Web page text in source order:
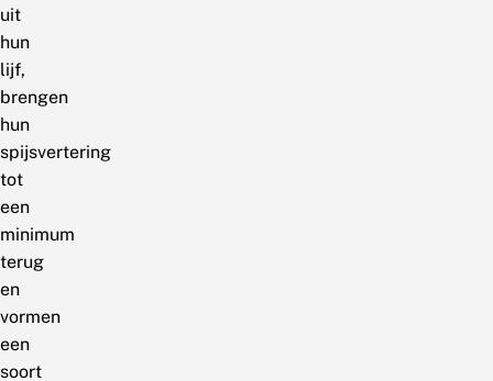
uit
hun
lijf,
brengen
hun
spijsvertering
tot
een
minimum
terug
en
vormen
een
soort